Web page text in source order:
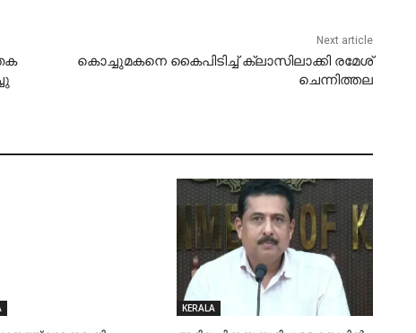
Next article
കൊച്ചുമകനെ കൈപിടിച്ച് ക്ലാസിലാക്കി രമേശ്
ചെന്നിത്തല
KERALA